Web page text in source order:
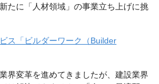
たに「人材領域」の事業立ち上げに挑
ス「ビルダーワーク（Builder
界変革を進めてきましたが、建設業界